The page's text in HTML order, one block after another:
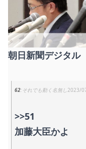
朝日新聞デジタル
62 それでも動く名無し2023/
>>51
加藤大臣かよ